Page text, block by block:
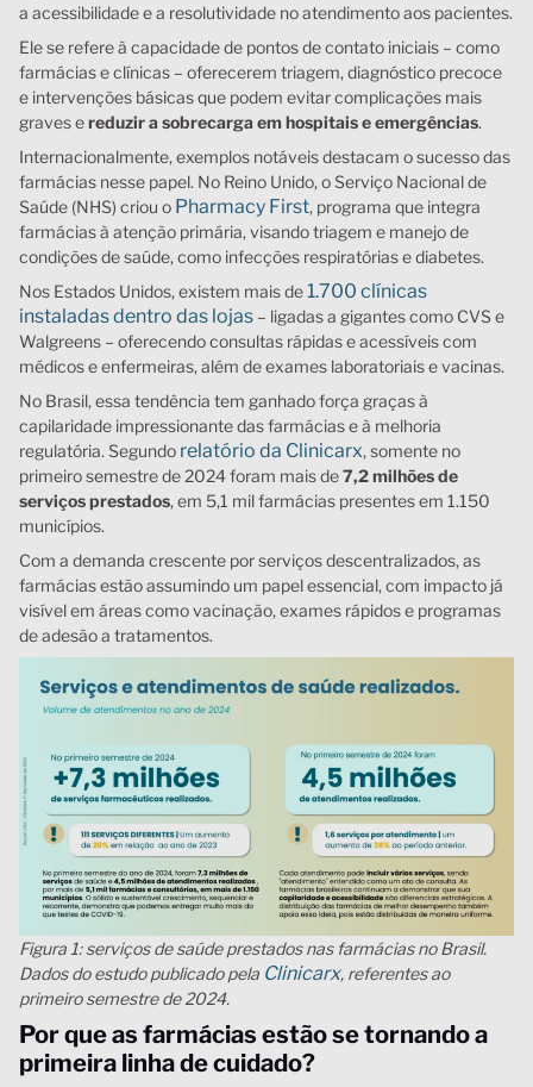
a acessibilidade e a resolutividade no atendimento aos pacientes.
Ele se refere à capacidade de pontos de contato iniciais – como
farmácias e clínicas – oferecerem triagem, diagnóstico precoce
e intervenções básicas que podem evitar complicações mais
graves ereduzir a sobrecarga em hospitais e emergências.
Internacionalmente, exemplos notáveis destacam o sucesso das
farmácias nesse papel. No Reino Unido, o Serviço Nacional de
Saúde (NHS) criou o Pharmacy First, programa que integra
farmácias à atenção primária, visando triagem e manejo de
condições de saúde, como infecções respiratórias e diabetes.
Nos Estados Unidos, existem mais de 1.700 clínicas
instaladas dentro das lojas – ligadas a gigantes como CVS e
Walgreens – oferecendo consultas rápidas e acessíveis com
médicos e enfermeiras, além de exames laboratoriais e vacinas.
No Brasil, essa tendência tem ganhado força graças à
capilaridade impressionante das farmácias e à melhoria
regulatória. Segundo relatório da Clinicarx, somente no
primeiro semestre de 2024 foram mais de7,2 milhões de
serviços prestados, em 5,1 mil farmácias presentes em 1.150
municípios.
Com a demanda crescente por serviços descentralizados, as
farmácias estão assumindo um papel essencial, com impacto já
visível em áreas como vacinação, exames rápidos e programas
de adesão a tratamentos.
Figura 1: serviços de saúde prestados nas farmácias no Brasil.
Dados do estudo publicado pela Clinicarx, referentes ao
primeiro semestre de 2024.
Por que as farmácias estão se tornando a
primeira linha de cuidado?